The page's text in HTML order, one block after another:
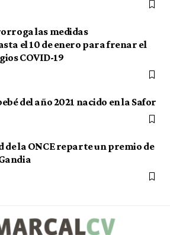
las medidas
el 10 de enero para frenar el
COVID-19
del año 2021 nacido en la Safor
de la ONCE reparte un premio de